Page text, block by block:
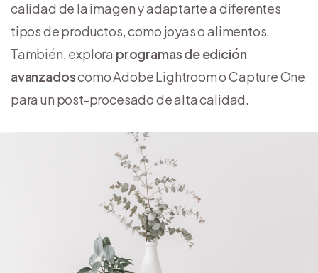
calidad de la imagen y adaptarte a diferentes
tipos de productos, como joyas o alimentos.
También, explora programas de edición
avanzadoscomo Adobe Lightroom o Capture One
para un post-procesado de alta calidad.